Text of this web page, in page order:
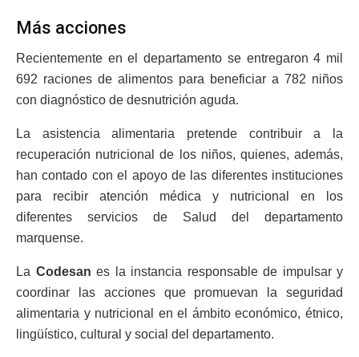
Más acciones
Recientemente en el departamento se entregaron 4 mil
692 raciones de alimentos para beneficiar a 782 niños
con diagnóstico de desnutrición aguda.
La asistencia alimentaria pretende contribuir a la
recuperación nutricional de los niños, quienes, además,
han contado con el apoyo de las diferentes instituciones
para recibir atención médica y nutricional en los
diferentes servicios de Salud del departamento
marquense.
La Codesan es la instancia responsable de impulsar y
coordinar las acciones que promuevan la seguridad
alimentaria y nutricional en el ámbito económico, étnico,
lingüístico, cultural y social del departamento.